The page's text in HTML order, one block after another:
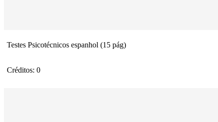
Testes Psicotécnicos espanhol (15 pág)
Créditos: 0